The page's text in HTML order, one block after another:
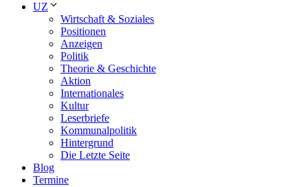
UZ
Wirtschaft & Soziales
Positionen
Anzeigen
Politik
Theorie & Geschichte
Aktion
Internationales
Kultur
Leserbriefe
Kommunalpolitik
Hintergrund
Die Letzte Seite
Blog
Termine